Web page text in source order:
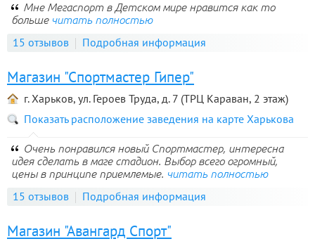
Мне Мегаспорт в Детском мире нравится как то
больше читать полностью
15 отзывов Подробная информация
Магазин "Спортмастер Гипер"
г. Харьков, ул. Героев Труда, д. 7 (ТРЦ Караван, 2 этаж)
Показать расположение заведения на карте Харькова
Очень понравился новый Спортмастер, интересна
идея сделать в маге стадион. Выбор всего огромный,
цены в принципе приемлемые. читать полностью
15 отзывов Подробная информация
Магазин "Авангард Спорт"